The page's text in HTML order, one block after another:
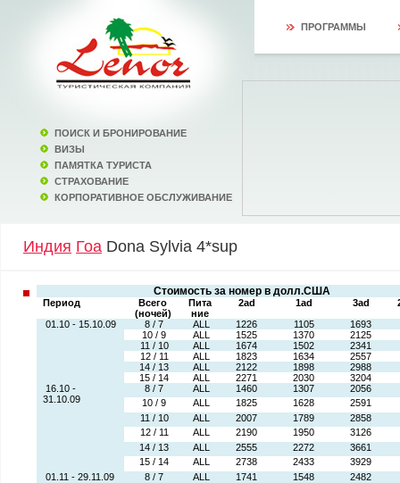
ПРОГРАММЫ
ПОИСК И БРОНИРОВАНИЕ
ВИЗЫ
ПАМЯТКА ТУРИСТА
СТРАХОВАНИЕ
КОРПОРАТИВНОЕ ОБСЛУЖИВАНИЕ
Индия Гоа Dona Sylvia 4*sup
Стоимость за номер в долл.США
Период
Всего
(ночей)
Пита
ние
2ad 1ad 3ad
01.10 - 15.10.09
8 / 7 ALL 1226 1105
1693
10 / 9
ALL 1525 1370
2125
11 / 10
ALL 1674 1502
2341
12 / 11
ALL 1823 1634
2557
14 / 13
ALL 2122 1898
2988
15 / 14
ALL 2271 2030
3204
16.10 -
31.10.09
8 / 7 ALL 1460 1307
2056
10 / 9
ALL 1825 1628
2591
11 / 10
ALL 2007 1789
2858
12 / 11
ALL 2190 1950
3126
14 / 13
ALL 2555 2272
3661
15 / 14
ALL 2738 2433
3929
01.11 - 29.11.09
8 / 7 ALL 1741 1548
2482